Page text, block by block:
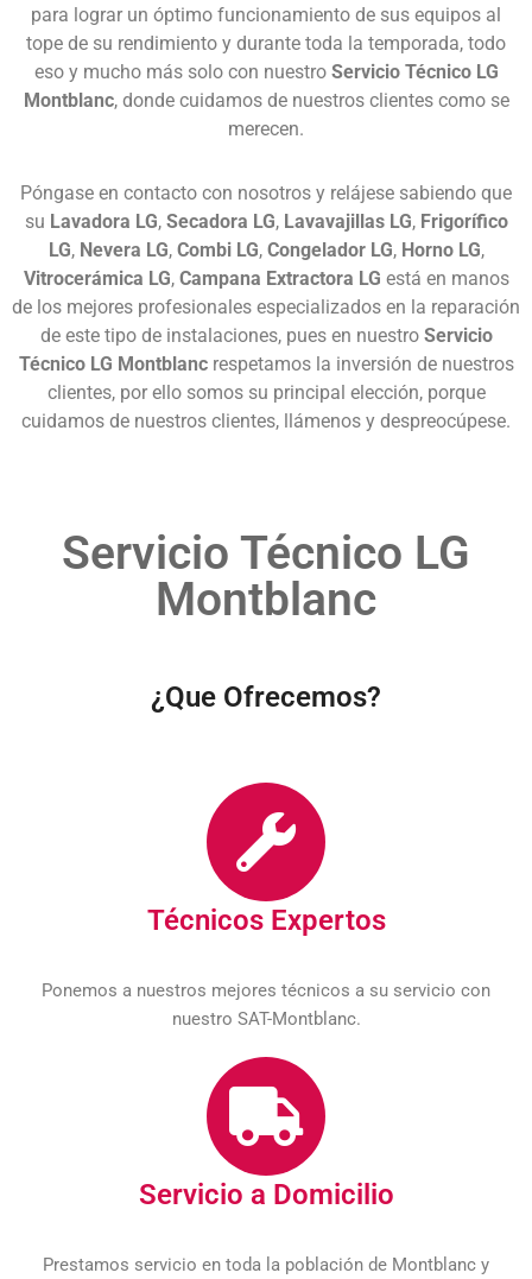
para lograr un óptimo funcionamiento de sus equipos al
tope de su rendimiento y durante toda la temporada, todo
eso y mucho más solo con nuestro Servicio Técnico LG
Montblanc, donde cuidamos de nuestros clientes como se
merecen.
Póngase en contacto con nosotros y relájese sabiendo que
su Lavadora LG, Secadora LG, Lavavajillas LG, Frigorífico
LG, Nevera LG, Combi LG, Congelador LG, Horno LG,
Vitrocerámica LG, Campana Extractora LG está en manos
de los mejores profesionales especializados en la reparación
de este tipo de instalaciones, pues en nuestro Servicio
Técnico LG Montblancrespetamos la inversión de nuestros
clientes, por ello somos su principal elección, porque
cuidamos de nuestros clientes, llámenos y despreocúpese.
Servicio Técnico LG
Montblanc
¿Que Ofrecemos?
Técnicos Expertos
Ponemos a nuestros mejores técnicos a su servicio con
nuestro SAT-Montblanc.
Servicio a Domicilio
Prestamos servicio en toda la población de Montblanc y